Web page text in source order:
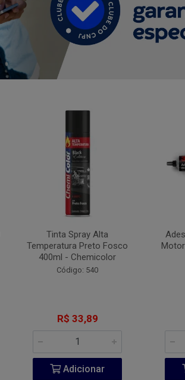
Tinta Spray Alta
Temperatura Preto Fosco
400ml - Chemicolor
Código: 540
R$ 33,89
Adicionar